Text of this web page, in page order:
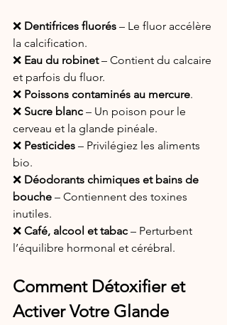
❌ Dentifrices fluorés – Le fluor accélère
la calcification.
❌ Eau du robinet – Contient du calcaire
et parfois du fluor.
❌ Poissons contaminés au mercure.
❌ Sucre blanc – Un poison pour le
cerveau et la glande pinéale.
❌ Pesticides – Privilégiez les aliments
bio.
❌ Déodorants chimiques et bains de
bouche – Contiennent des toxines
inutiles.
❌ Café, alcool et tabac – Perturbent
l’équilibre hormonal et cérébral.
Comment Détoxifier et
Activer Votre Glande